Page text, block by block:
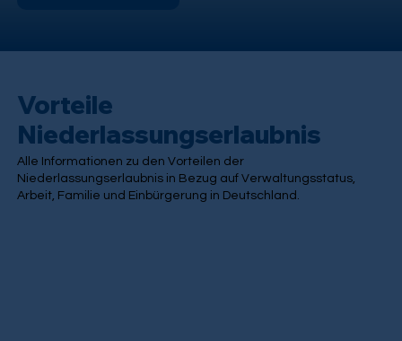
Vorteile
Niederlassungserlaubnis
Alle Informationen zu den Vorteilen der
Niederlassungserlaubnis in Bezug auf Verwaltungsstatus,
Arbeit, Familie und Einbürgerung in Deutschland.